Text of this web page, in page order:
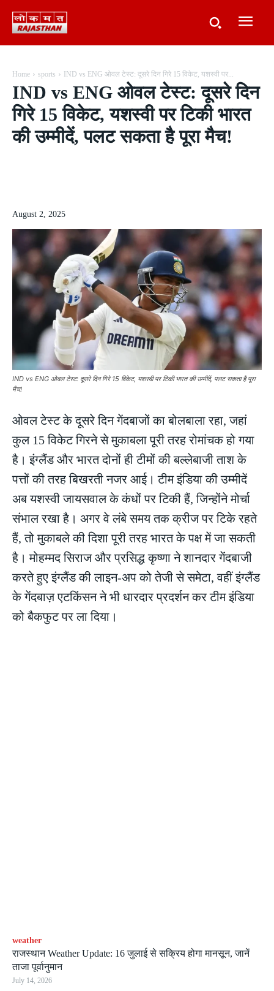
Home sports IND vs ENG ओवल टेस्ट: दूसरे दिन गिरे 15 विकेट, यशस्वी पर...
IND vs ENG ओवल टेस्ट: दूसरे दिन
गिरे 15 विकेट, यशस्वी पर टिकी भारत
की उम्मीदें, पलट सकता है पूरा मैच!
August 2, 2025
IND vs ENG ओवल टेस्ट: दूसरे दिन गिरे 15 विकेट, यशस्वी पर टिकी भारत की उम्मीदें, पलट सकता है पूरा
मैच!
ओवल टेस्ट के दूसरे दिन गेंदबाजों का बोलबाला रहा, जहां
कुल 15 विकेट गिरने से मुकाबला पूरी तरह रोमांचक हो गया
है। इंग्लैंड और भारत दोनों ही टीमों की बल्लेबाजी ताश के
पत्तों की तरह बिखरती नजर आई। टीम इंडिया की उम्मीदें
अब यशस्वी जायसवाल के कंधों पर टिकी हैं, जिन्होंने मोर्चा
संभाल रखा है। अगर वे लंबे समय तक क्रीज पर टिके रहते
हैं, तो मुकाबले की दिशा पूरी तरह भारत के पक्ष में जा सकती
है। मोहम्मद सिराज और प्रसिद्ध कृष्णा ने शानदार गेंदबाजी
करते हुए इंग्लैंड की लाइन-अप को तेजी से समेटा, वहीं इंग्लैंड
के गेंदबाज़ एटकिंसन ने भी धारदार प्रदर्शन कर टीम इंडिया
को बैकफुट पर ला दिया।
weather
राजस्थान Weather Update: 16 जुलाई से सक्रिय होगा मानसून, जानें
ताजा पूर्वानुमान
July 14, 2026